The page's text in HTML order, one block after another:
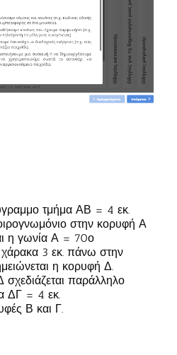
τμήμα ΑΒ = 4 εκ.
στην κορυφή Α
η γωνία Α = 70ο
χάρακα 3 εκ. πάνω στην
η κορυφή Δ.
παράλληλο
ΔΓ = 4 εκ.
Β και Γ.